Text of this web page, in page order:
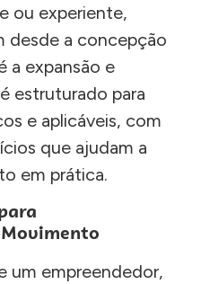
ou experiente,
desde a concepção
a expansão e
estruturado para
e aplicáveis, com
que ajudam a
em prática.
um empreendedor,